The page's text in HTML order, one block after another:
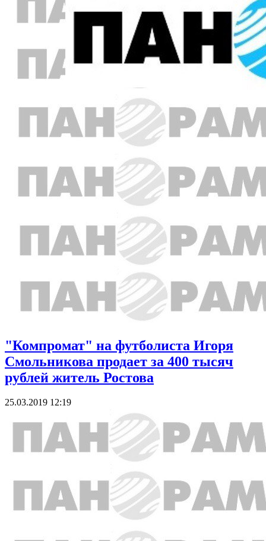
"Компромат" на футболиста Игоря
Смольникова продает за 400 тысяч
рублей житель Ростова
25.03.2019 12:19